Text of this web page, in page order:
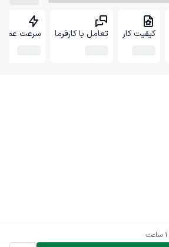
کیفیت کار تعامل با کارفرما سرعت عمل